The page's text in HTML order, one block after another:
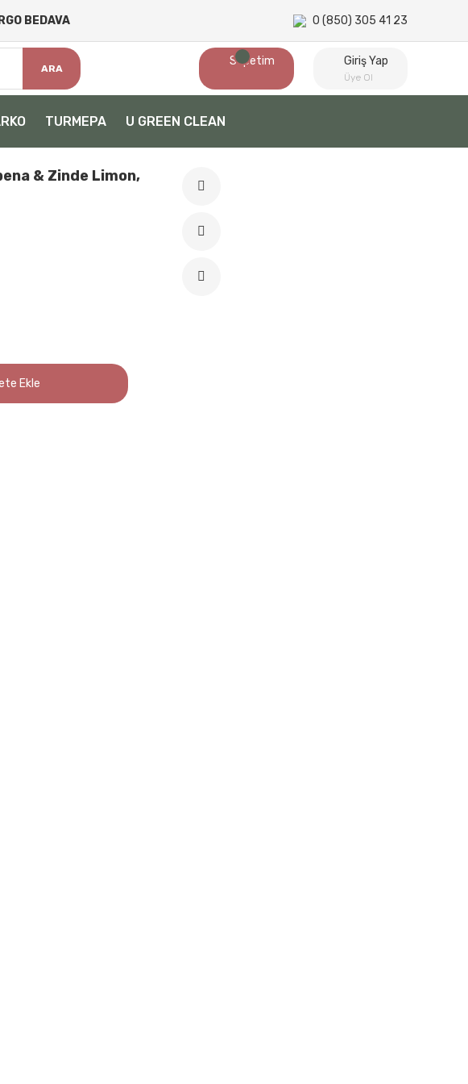
BEDAVA 0 (850) 305 41 23
ARA
Sepetim Giriş Yap
Üye Ol
TURMEPA U GREEN CLEAN
& Zinde Limon,
Ekle